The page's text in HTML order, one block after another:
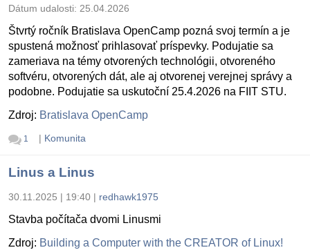
Dátum udalosti: 25.04.2026
Štvrtý ročník Bratislava OpenCamp pozná svoj termín a je
spustená možnosť prihlasovať príspevky. Podujatie sa
zameriava na témy otvorených technológii, otvoreného
softvéru, otvorených dát, ale aj otvorenej verejnej správy a
podobne. Podujatie sa uskutoční 25.4.2026 na FIIT STU.
Zdroj: Bratislava OpenCamp
1 | Komunita
Linus a Linus
30.11.2025 | 19:40 | redhawk1975
Stavba počítača dvomi Linusmi
Zdroj: Building a Computer with the CREATOR of Linux!